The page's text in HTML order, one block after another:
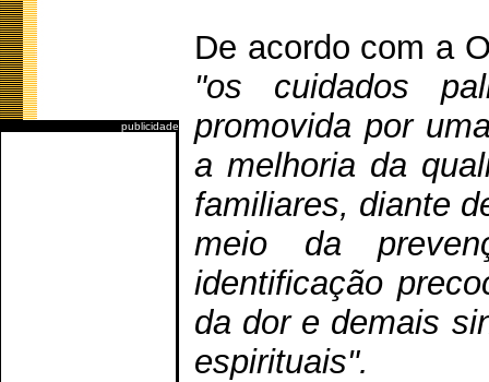
publicidade
De acordo com a
"os cuidados
promovida por
a melhoria da
familiares, diante
meio da
identificação
da dor e demais
espirituais".